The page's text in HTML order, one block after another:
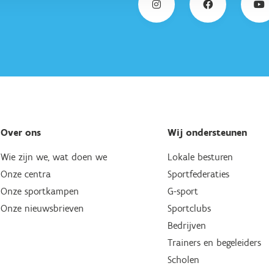
Over ons
Wie zijn we, wat doen we
Onze centra
Onze sportkampen
Onze nieuwsbrieven
Wij ondersteunen
Lokale besturen
Sportfederaties
G-sport
Sportclubs
Bedrijven
Trainers en begeleiders
Scholen